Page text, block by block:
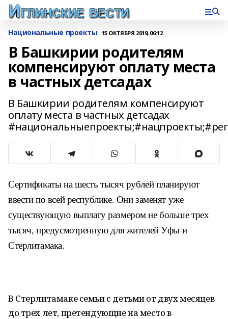
Национальные проекты 15 ОКТЯБРЯ 2019, 06:12
В Башкирии родителям
компенсируют оплату места
в частных детсадах
В Башкирии родителям компенсируют
оплату места в частных детсадах
Сертификаты на шесть тысяч рублей планируют
ввести по всей республике. Они заменят уже
существующую выплату размером не больше трех
тысяч, предусмотренную для жителей Уфы и
Стерлитамака.
В Стерлитамаке семьи с детьми от двух месяцев
до трех лет, претендующие на место в